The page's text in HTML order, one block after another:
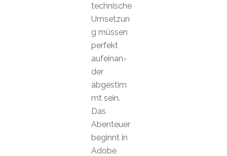
technische
Umsetzun
g müssen
perfekt
aufeinan-
der
abgestim
mt sein.
Das
Abenteuer
beginnt in
Adobe